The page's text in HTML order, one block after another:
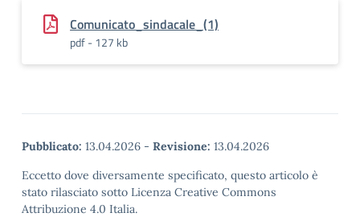
Comunicato_sindacale_(1)
pdf - 127 kb
Pubblicato: 13.04.2026 - Revisione: 13.04.2026
Eccetto dove diversamente specificato, questo articolo è
stato rilasciato sotto Licenza Creative Commons
Attribuzione 4.0 Italia.